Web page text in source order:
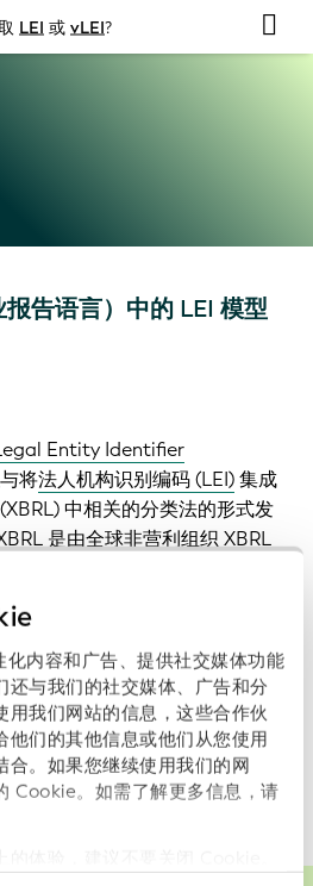
内容和广告、提供社交媒体功能
还与我们的社交媒体、广告和分
用我们网站的信息，这些合作伙
他们的其他信息或他们从您使用
合。如果您继续使用我们的网
Cookie。如需了解更多信息，请
LEI 或 vLEI?
告语言）中的 LEI 模型
Entity Identifier
将法人机构识别编码 (LEI)集成
中相关的分类法的形式发
是由全球非营利组织 XBRL
扩展商业报告语言分类法